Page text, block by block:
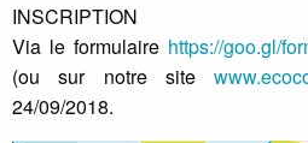
INSCRIPTION
Via le formulaire https://goo.gl/
(ou sur notre site
24/09/2018.